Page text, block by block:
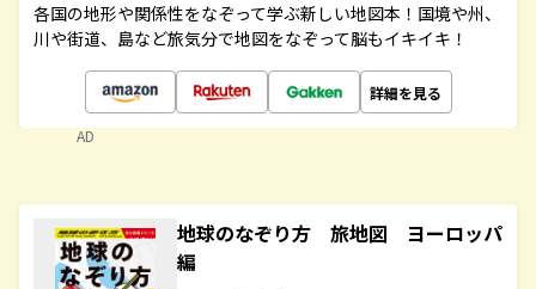
各国の地形や関係性をなぞって学ぶ新しい地図本！国境や州、
川や街道、島など旅気分で地図をなぞって脳もイキイキ！
詳細を見る
AD
地球のなぞり方 旅地図 ヨーロッパ
編